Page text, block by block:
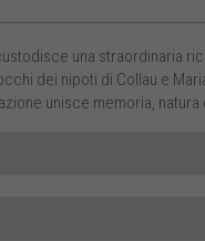
una straordinaria
dei nipoti di Collau e
unisce memoria, natura